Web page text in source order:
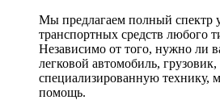
Мы предлагаем полный спектр
транспортных средств
Независимо от того, нужно ли
легковой автомобиль,
специализированную технику,
помощь.